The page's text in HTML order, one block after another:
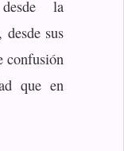
la
sus
confusión
que en